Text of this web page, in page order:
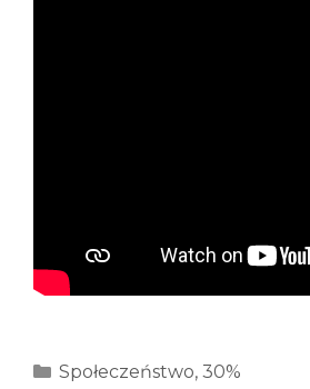
Kategorie
Społeczeństwo, 30%